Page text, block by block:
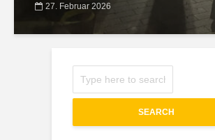
27. Februar 2026
SEARCH